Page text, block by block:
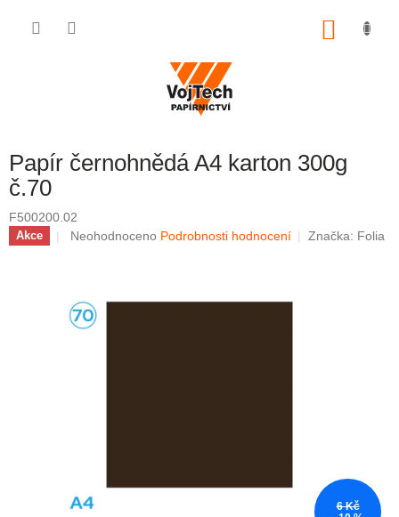
Papír černohnědá A4 karton 300g
č.70
F500200.02
Akce Průměrné hodnocení produktu je 0,0 z 5 hvězdiček.
Neohodnoceno Podrobnosti hodnocení Značka: Folia
6 Kč